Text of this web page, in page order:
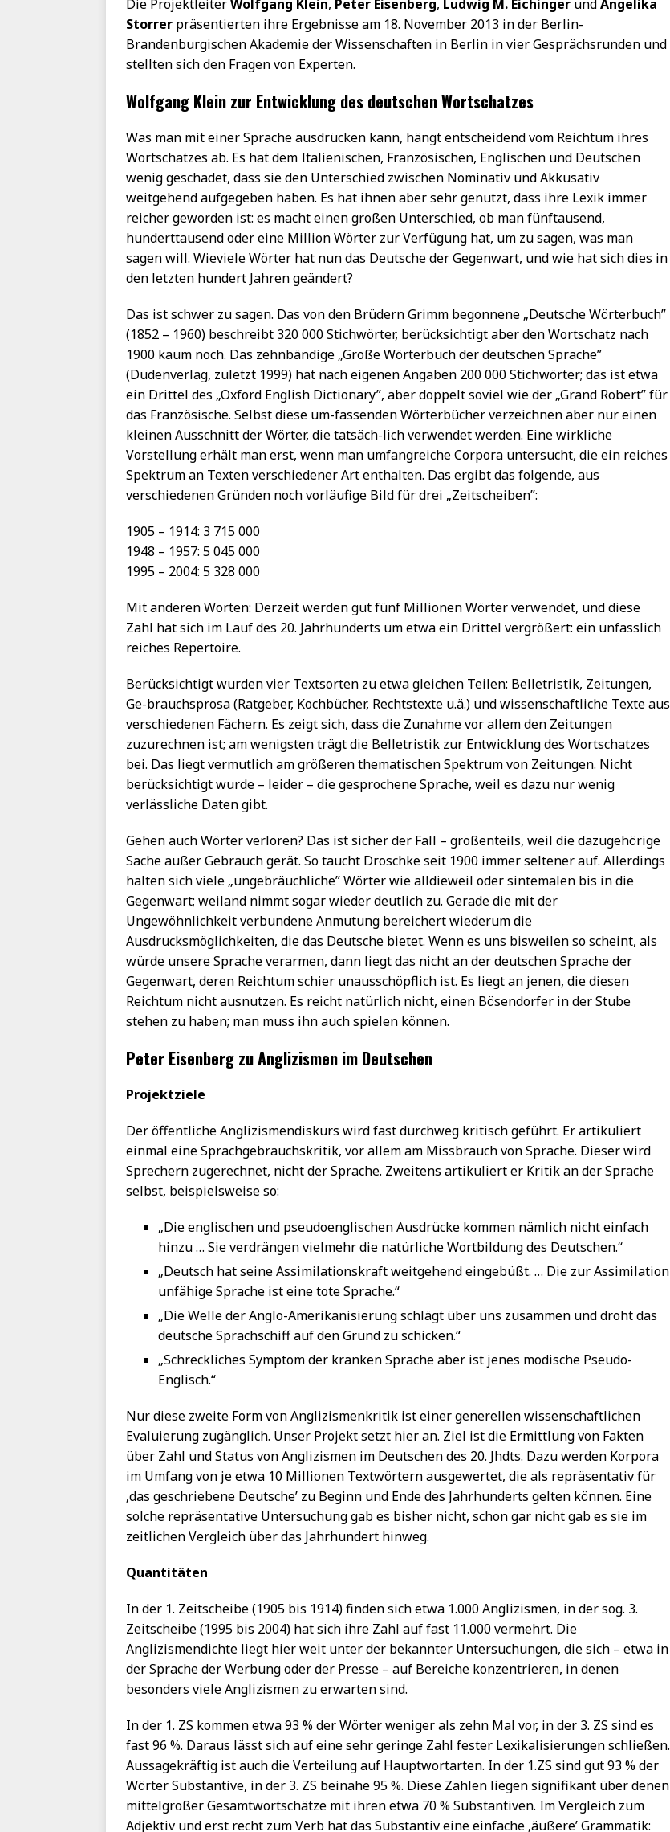
Die ProjektleiterWolfgang Klein, Peter Eisenberg, Ludwig M. Eichinger undAngelika
Storrer präsentierten ihre Ergebnisse am 18. November 2013 in der Berlin-
Brandenburgischen Akademie der Wissenschaften in Berlin in vier Gesprächsrunden und
stellten sich den Fragen von Experten.
Wolfgang Klein zur Entwicklung des deutschen Wortschatzes
Was man mit einer Sprache ausdrücken kann, hängt entscheidend vom Reichtum ihres
Wortschatzes ab. Es hat dem Italienischen, Französischen, Englischen und Deutschen
wenig geschadet, dass sie den Unterschied zwischen Nominativ und Akkusativ
weitgehend aufgegeben haben. Es hat ihnen aber sehr genutzt, dass ihre Lexik immer
reicher geworden ist: es macht einen großen Unterschied, ob man fünftausend,
hunderttausend oder eine Million Wörter zur Verfügung hat, um zu sagen, was man
sagen will. Wieviele Wörter hat nun das Deutsche der Gegenwart, und wie hat sich dies in
den letzten hundert Jahren geändert?
Das ist schwer zu sagen. Das von den Brüdern Grimm begonnene „Deutsche Wörterbuch”
(1852 – 1960) beschreibt 320 000 Stichwörter, berücksichtigt aber den Wortschatz nach
1900 kaum noch. Das zehnbändige „Große Wörterbuch der deutschen Sprache”
(Dudenverlag, zuletzt 1999) hat nach eigenen Angaben 200 000 Stichwörter; das ist etwa
ein Drittel des „Oxford English Dictionary”, aber doppelt soviel wie der „Grand Robert” für
das Französische. Selbst diese um-fassenden Wörterbücher verzeichnen aber nur einen
kleinen Ausschnitt der Wörter, die tatsäch-lich verwendet werden. Eine wirkliche
Vorstellung erhält man erst, wenn man umfangreiche Corpora untersucht, die ein reiches
Spektrum an Texten verschiedener Art enthalten. Das ergibt das folgende, aus
verschiedenen Gründen noch vorläufige Bild für drei „Zeitscheiben”:
1905 – 1914: 3 715 000
1948 – 1957: 5 045 000
1995 – 2004: 5 328 000
Mit anderen Worten: Derzeit werden gut fünf Millionen Wörter verwendet, und diese
Zahl hat sich im Lauf des 20. Jahrhunderts um etwa ein Drittel vergrößert: ein unfasslich
reiches Repertoire.
Berücksichtigt wurden vier Textsorten zu etwa gleichen Teilen: Belletristik, Zeitungen,
Ge-brauchsprosa (Ratgeber, Kochbücher, Rechtstexte u.ä.) und wissenschaftliche Texte aus
verschiedenen Fächern. Es zeigt sich, dass die Zunahme vor allem den Zeitungen
zuzurechnen ist; am wenigsten trägt die Belletristik zur Entwicklung des Wortschatzes
bei. Das liegt vermutlich am größeren thematischen Spektrum von Zeitungen. Nicht
berücksichtigt wurde – leider – die gesprochene Sprache, weil es dazu nur wenig
verlässliche Daten gibt.
Gehen auch Wörter verloren? Das ist sicher der Fall – großenteils, weil die dazugehörige
Sache außer Gebrauch gerät. So taucht Droschke seit 1900 immer seltener auf. Allerdings
halten sich viele „ungebräuchliche” Wörter wie alldieweil oder sintemalen bis in die
Gegenwart; weiland nimmt sogar wieder deutlich zu. Gerade die mit der
Ungewöhnlichkeit verbundene Anmutung bereichert wiederum die
Ausdrucksmöglichkeiten, die das Deutsche bietet. Wenn es uns bisweilen so scheint, als
würde unsere Sprache verarmen, dann liegt das nicht an der deutschen Sprache der
Gegenwart, deren Reichtum schier unausschöpflich ist. Es liegt an jenen, die diesen
Reichtum nicht ausnutzen. Es reicht natürlich nicht, einen Bösendorfer in der Stube
stehen zu haben; man muss ihn auch spielen können.
Peter Eisenberg zu Anglizismen im Deutschen
Projektziele
Der öffentliche Anglizismendiskurs wird fast durchweg kritisch geführt. Er artikuliert
einmal eine Sprachgebrauchskritik, vor allem am Missbrauch von Sprache. Dieser wird
Sprechern zugerechnet, nicht der Sprache. Zweitens artikuliert er Kritik an der Sprache
selbst, beispielsweise so:
„Die englischen und pseudoenglischen Ausdrücke kommen nämlich nicht einfach
hinzu … Sie verdrängen vielmehr die natürliche Wortbildung des Deutschen.“
„Deutsch hat seine Assimilationskraft weitgehend eingebüßt. … Die zur Assimilation
unfähige Sprache ist eine tote Sprache.“
„Die Welle der Anglo-Amerikanisierung schlägt über uns zusammen und droht das
deutsche Sprachschiff auf den Grund zu schicken.“
„Schreckliches Symptom der kranken Sprache aber ist jenes modische Pseudo-
Englisch.“
Nur diese zweite Form von Anglizismenkritik ist einer generellen wissenschaftlichen
Evaluierung zugänglich. Unser Projekt setzt hier an. Ziel ist die Ermittlung von Fakten
über Zahl und Status von Anglizismen im Deutschen des 20. Jhdts. Dazu werden Korpora
im Umfang von je etwa 10 Millionen Textwörtern ausgewertet, die als repräsentativ für
‚das geschriebene Deutsche’ zu Beginn und Ende des Jahrhunderts gelten können. Eine
solche repräsentative Untersuchung gab es bisher nicht, schon gar nicht gab es sie im
zeitlichen Vergleich über das Jahrhundert hinweg.
Quantitäten
In der 1. Zeitscheibe (1905 bis 1914) finden sich etwa 1.000 Anglizismen, in der sog. 3.
Zeitscheibe (1995 bis 2004) hat sich ihre Zahl auf fast 11.000 vermehrt. Die
Anglizismendichte liegt hier weit unter der bekannter Untersuchungen, die sich – etwa in
der Sprache der Werbung oder der Presse – auf Bereiche konzentrieren, in denen
besonders viele Anglizismen zu erwarten sind.
In der 1. ZS kommen etwa 93 % der Wörter weniger als zehn Mal vor, in der 3. ZS sind es
fast 96 %. Daraus lässt sich auf eine sehr geringe Zahl fester Lexikalisierungen schließen.
Aussagekräftig ist auch die Verteilung auf Hauptwortarten. In der 1.ZS sind gut 93 % der
Wörter Substantive, in der 3. ZS beinahe 95 %. Diese Zahlen liegen signifikant über denen
mittelgroßer Gesamtwortschätze mit ihren etwa 70 % Substantiven. Im Vergleich zum
Adjektiv und erst recht zum Verb hat das Substantiv eine einfache ‚äußere’ Grammatik: